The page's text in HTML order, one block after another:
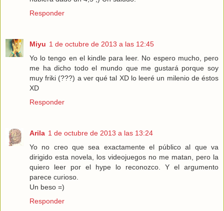
Responder
Miyu 1 de octubre de 2013 a las 12:45
Yo lo tengo en el kindle para leer. No espero mucho, pero
me ha dicho todo el mundo que me gustará porque soy
muy friki (???) a ver qué tal XD lo leeré un milenio de éstos
XD
Responder
Arila 1 de octubre de 2013 a las 13:24
Yo no creo que sea exactamente el público al que va
dirigido esta novela, los videojuegos no me matan, pero la
quiero leer por el hype lo reconozco. Y el argumento
parece curioso.
Un beso =)
Responder